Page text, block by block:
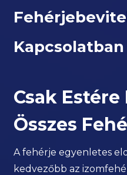
Kapcsolatban
Csak
Összes
A fehérje egyenletes
kedvezőbb az